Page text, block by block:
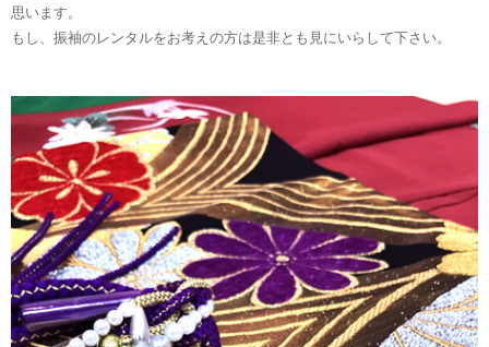
思います。
もし、振袖のレンタルをお考えの方は是非とも見にいらして下さい。